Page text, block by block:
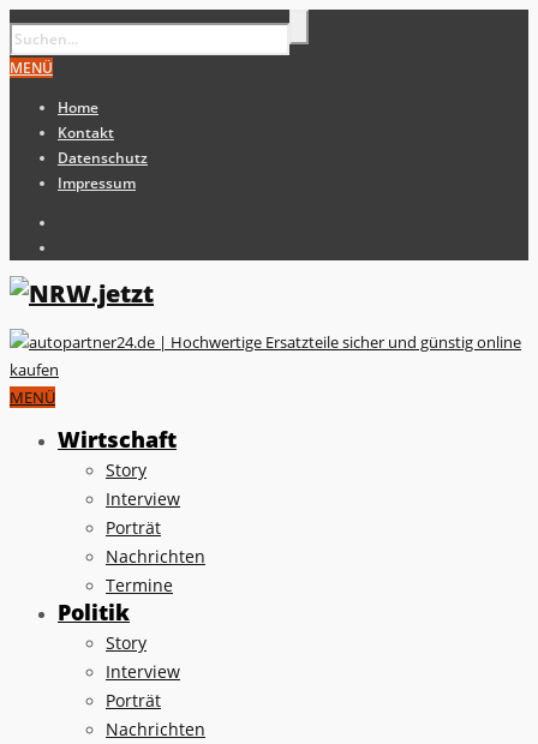
MENÜ
Home
Kontakt
Datenschutz
Impressum
MENÜ
Wirtschaft
Story
Interview
Porträt
Nachrichten
Termine
Politik
Story
Interview
Porträt
Nachrichten